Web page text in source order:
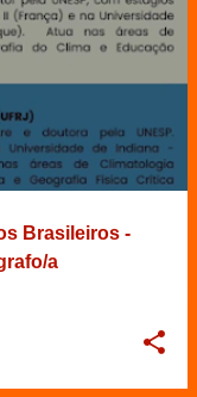
Brasileiros -
a